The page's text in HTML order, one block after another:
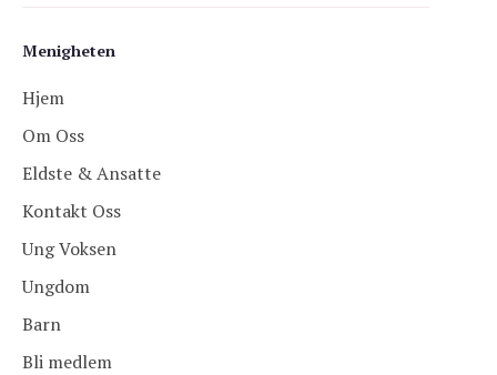
Menigheten
Hjem
Om Oss
Eldste & Ansatte
Kontakt Oss
Ung Voksen
Ungdom
Barn
Bli medlem